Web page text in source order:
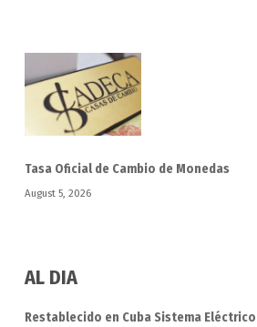
Tasa Oficial de Cambio de Monedas
August 5, 2026
AL DIA
Restablecido en Cuba Sistema